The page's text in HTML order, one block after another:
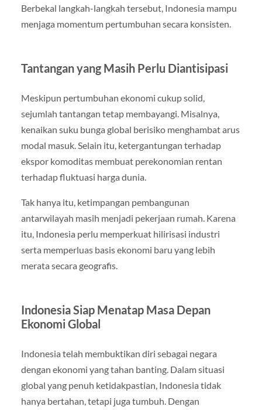
Berbekal langkah-langkah tersebut, Indonesia mampu
menjaga momentum pertumbuhan secara konsisten.
Tantangan yang Masih Perlu Diantisipasi
Meskipun pertumbuhan ekonomi cukup solid,
sejumlah tantangan tetap membayangi. Misalnya,
kenaikan suku bunga global berisiko menghambat arus
modal masuk. Selain itu, ketergantungan terhadap
ekspor komoditas membuat perekonomian rentan
terhadap fluktuasi harga dunia.
Tak hanya itu, ketimpangan pembangunan
antarwilayah masih menjadi pekerjaan rumah. Karena
itu, Indonesia perlu memperkuat hilirisasi industri
serta memperluas basis ekonomi baru yang lebih
merata secara geografis.
Indonesia Siap Menatap Masa Depan
Ekonomi Global
Indonesia telah membuktikan diri sebagai negara
dengan ekonomi yang tahan banting. Dalam situasi
global yang penuh ketidakpastian, Indonesia tidak
hanya bertahan, tetapi juga tumbuh. Dengan